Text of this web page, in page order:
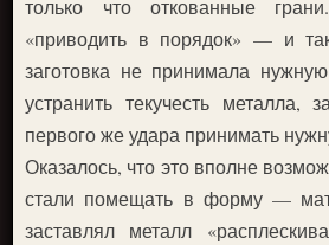
только что откованные
«приводить в порядок» — и
заготовка не принимала
устранить текучесть металла,
первого же удара принимать
Оказалось, что это вполне
стали помещать в форму —
заставлял металл